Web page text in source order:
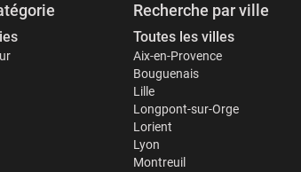
Recherche par ville
Toutes les villes
Aix-en-Provence
Bouguenais
Lille
Longpont-sur-Orge
Lorient
Lyon
Montreuil